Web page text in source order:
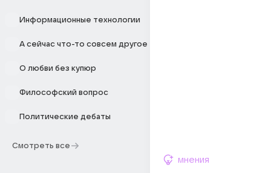
Информационные технологии
А сейчас что-то совсем другое
О любви без купюр
Философский вопрос
Политические дебаты
Смотреть все
мнения